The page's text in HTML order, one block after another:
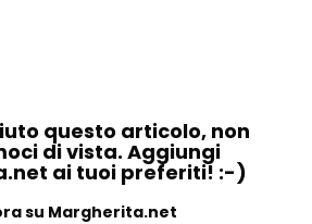
questo articolo, non
di vista. Aggiungi
ai tuoi preferiti! :-)
su Margherita.net